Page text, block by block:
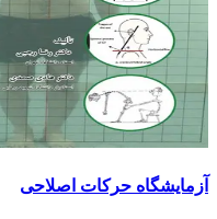
آزمایشگاه حرکات اصلاحی